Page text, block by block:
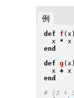
例
def f ( x )
  x
*
end
def g ( x )
  x
+
end